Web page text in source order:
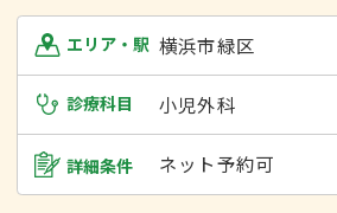
エリア・駅 横浜市緑区
診療科目 小児外科
詳細条件 ネット予約可